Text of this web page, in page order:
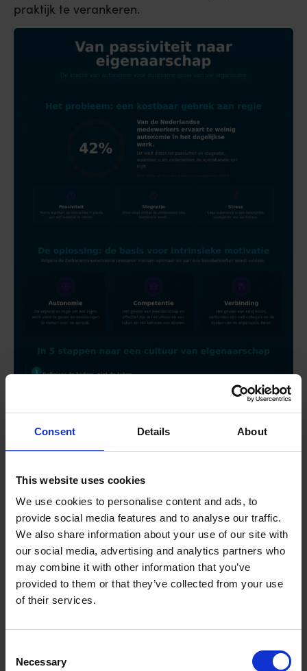
Consent Details About
This website uses cookies
We use cookies to personalise content and ads, to
provide social media features and to analyse our traffic.
We also share information about your use of our site with
our social media, advertising and analytics partners who
may combine it with other information that you’ve
provided to them or that they’ve collected from your use
of their services.
Selection
Necessary
praktijk te verankeren.